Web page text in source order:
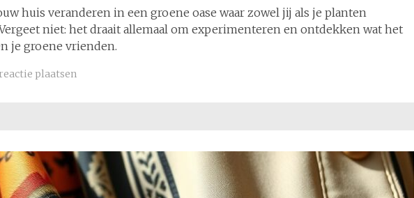
huis veranderen in een groene oase waar zowel jij als je planten
niet: het draait allemaal om experimenteren en ontdekken wat het
je groene vrienden.
plaatsen